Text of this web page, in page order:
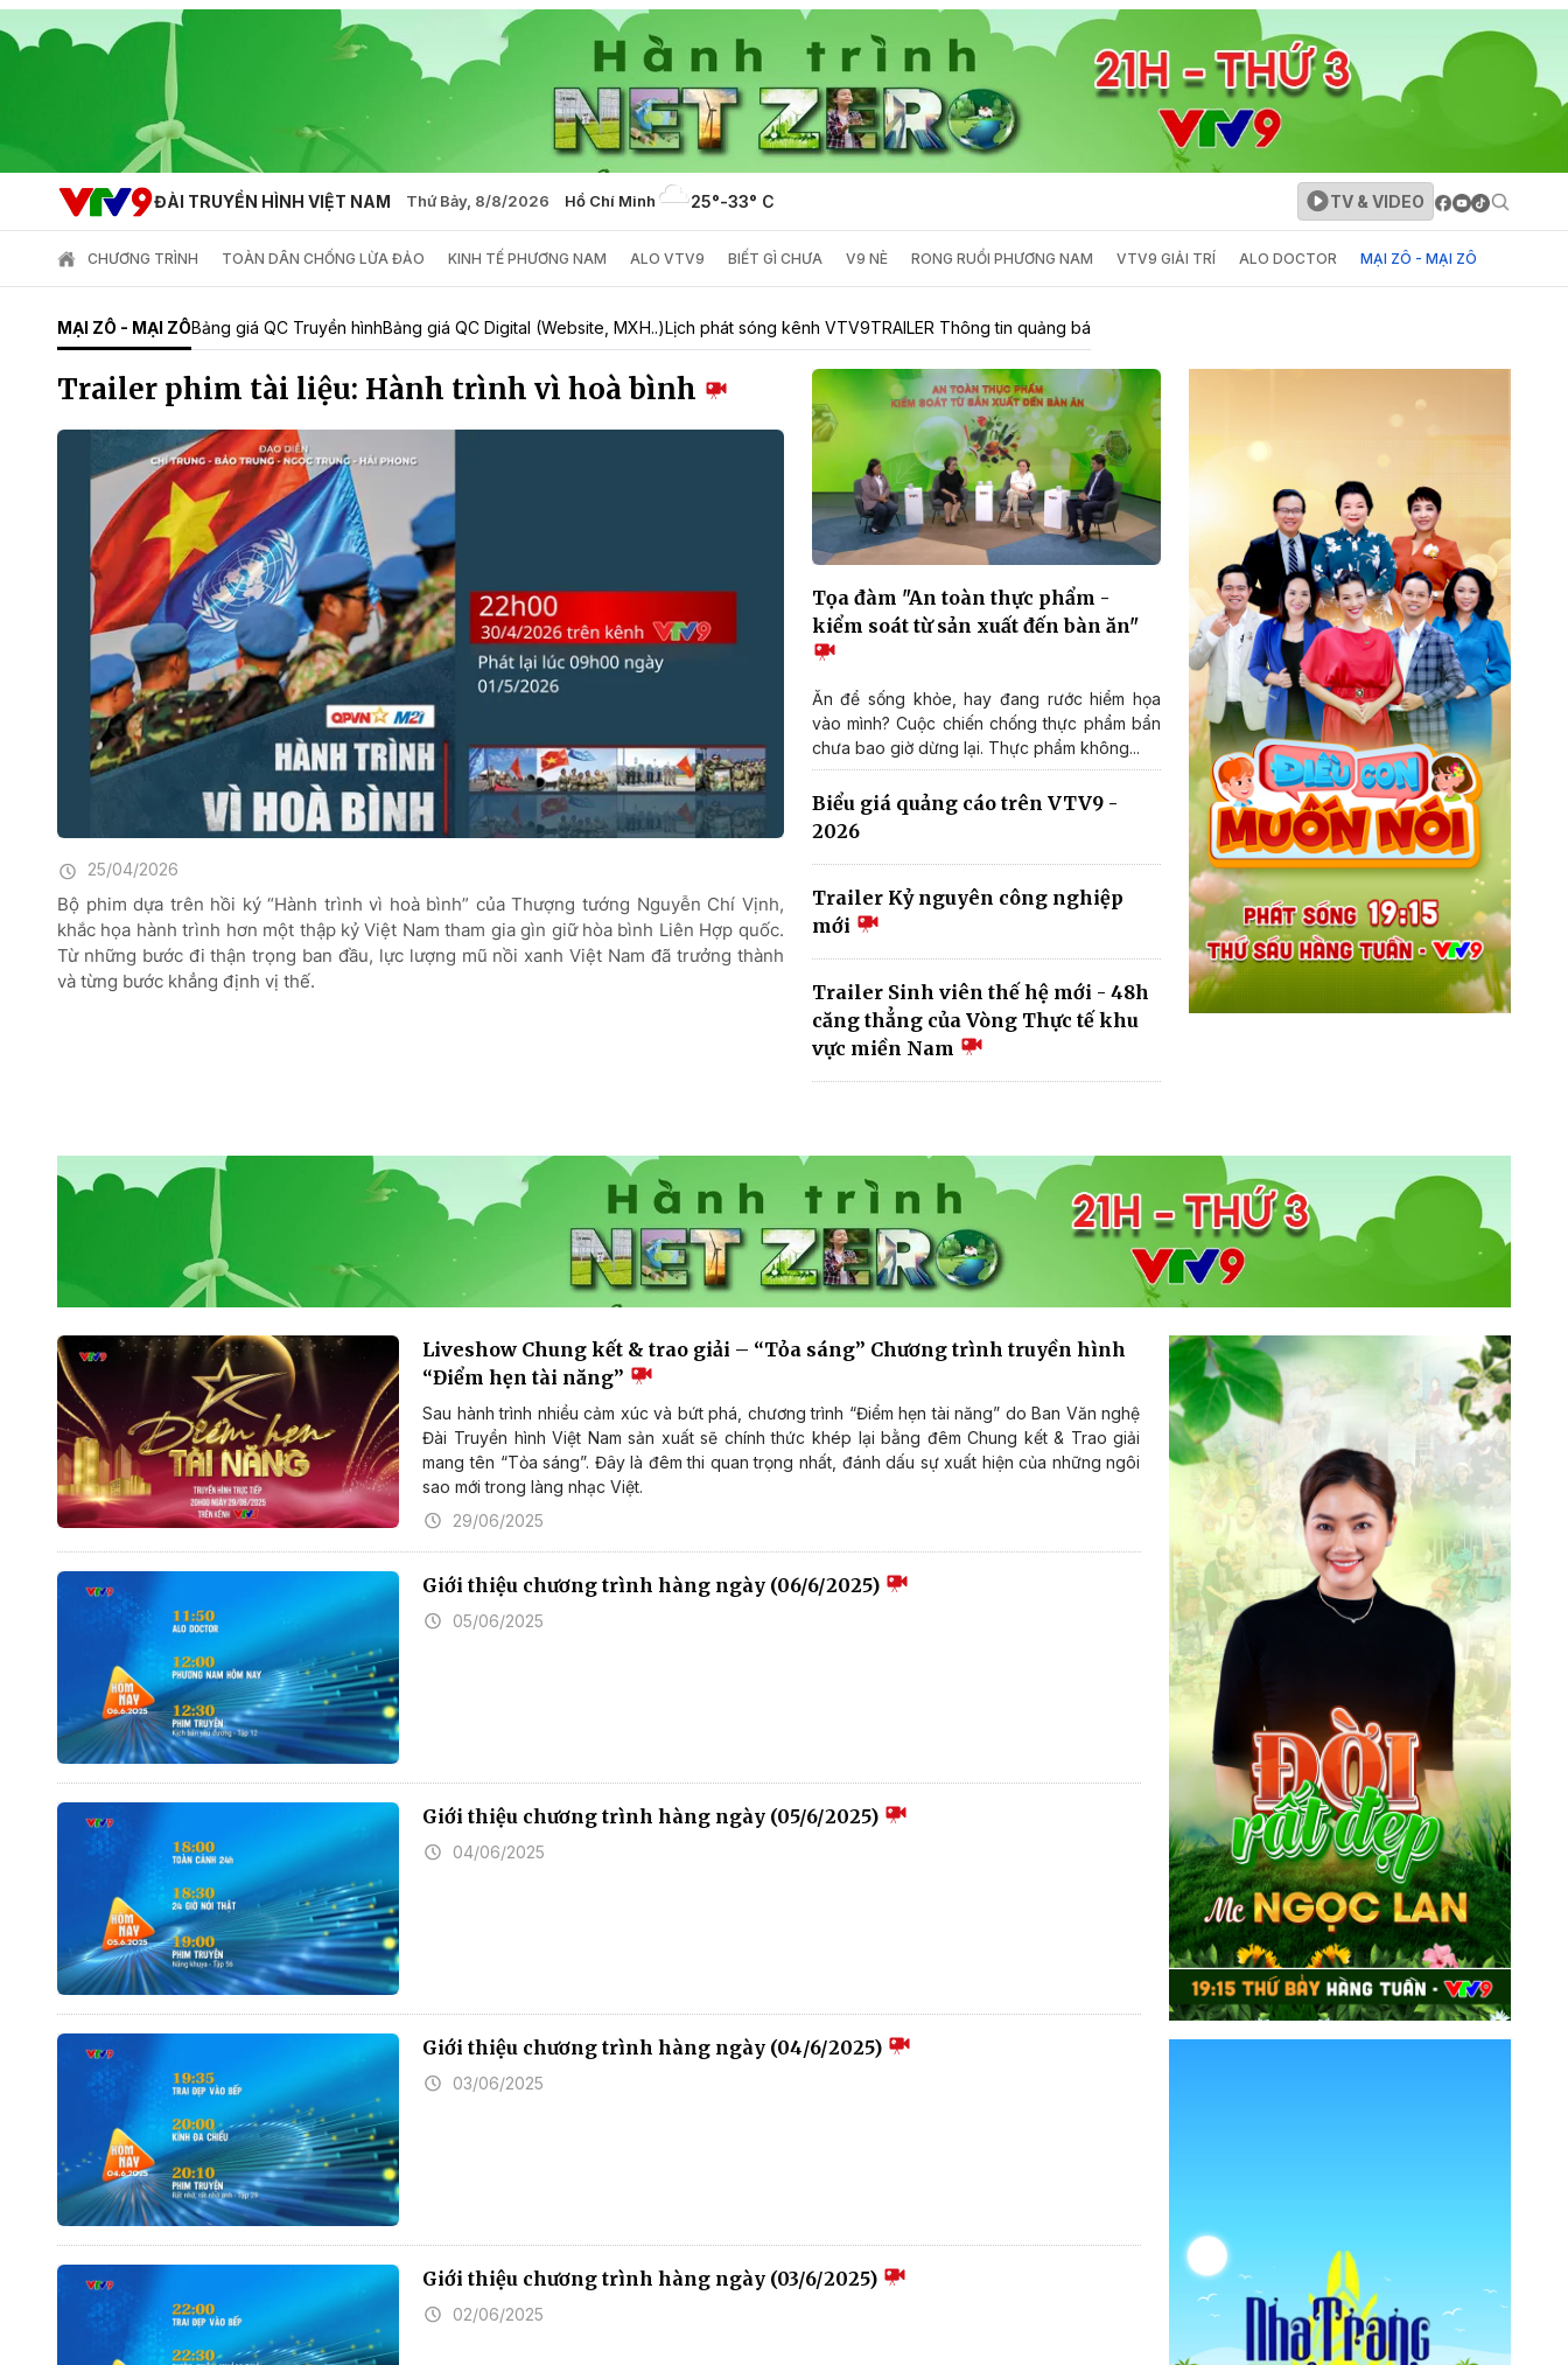
ĐÀI TRUYỀN HÌNH VIỆT NAM Thứ Bảy, 8/8/2026 Hồ Chí Minh 25°-33° C TV & VIDEO
CHƯƠNG TRÌNH TOÀN DÂN CHỐNG LỪA ĐẢO KINH TẾ PHƯƠNG NAM ALO VTV9 BIẾT GÌ CHƯA V9 NÈ RONG RUỔI PHƯƠNG NAM VTV9 GIẢI TRÍ ALO DOCTOR MẠI ZÔ - MẠI ZÔ
MẠI ZÔ - MẠI ZÔBảng giá QC Truyền hìnhBảng giá QC Digital (Website, MXH..)Lịch phát sóng kênh VTV9TRAILER Thông tin quảng bá
Trailer phim tài liệu: Hành trình vì hoà bình
25/04/2026
Bộ phim dựa trên hồi ký “Hành trình vì hoà bình” của Thượng tướng Nguyễn Chí Vịnh,
khắc họa hành trình hơn một thập kỷ Việt Nam tham gia gìn giữ hòa bình Liên Hợp quốc.
Từ những bước đi thận trọng ban đầu, lực lượng mũ nồi xanh Việt Nam đã trưởng thành
và từng bước khẳng định vị thế.
Tọa đàm "An toàn thực phẩm -
kiểm soát từ sản xuất đến bàn ăn"
Ăn để sống khỏe, hay đang rước hiểm họa
vào mình? Cuộc chiến chống thực phẩm bẩn
chưa bao giờ dừng lại. Thực phẩm không...
Biểu giá quảng cáo trên VTV9 -
2026
Trailer Kỷ nguyên công nghiệp
mới
Trailer Sinh viên thế hệ mới - 48h
căng thẳng của Vòng Thực tế khu
vực miền Nam
Liveshow Chung kết & trao giải – “Tỏa sáng” Chương trình truyền hình
“Điểm hẹn tài năng”
Sau hành trình nhiều cảm xúc và bứt phá, chương trình “Điểm hẹn tài năng” do Ban Văn nghệ
Đài Truyền hình Việt Nam sản xuất sẽ chính thức khép lại bằng đêm Chung kết & Trao giải
mang tên “Tỏa sáng”. Đây là đêm thi quan trọng nhất, đánh dấu sự xuất hiện của những ngôi
sao mới trong làng nhạc Việt.
29/06/2025
Giới thiệu chương trình hàng ngày (06/6/2025)
05/06/2025
Giới thiệu chương trình hàng ngày (05/6/2025)
04/06/2025
Giới thiệu chương trình hàng ngày (04/6/2025)
03/06/2025
Giới thiệu chương trình hàng ngày (03/6/2025)
02/06/2025